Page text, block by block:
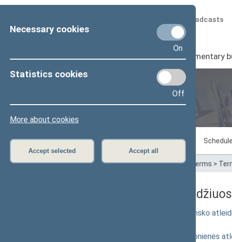
Necessary cookies
On
Statistics cookies
Off
More about cookies
Accept selected Accept all
Scheduled broadcasts
Seimas I Parliamentary
Sitting in progress Plenary sittings
Home>Plenary sittings>Parliamentary terms >
04/16/2026 Seimo
Seimo nutarimo „Dėl Virgilijaus Grabinsko
Seimo nutarimo „Dėl Gražinos Davidonienės